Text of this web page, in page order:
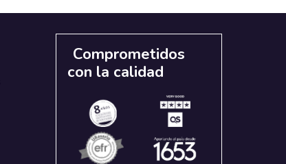
Comprometidos
con la calidad